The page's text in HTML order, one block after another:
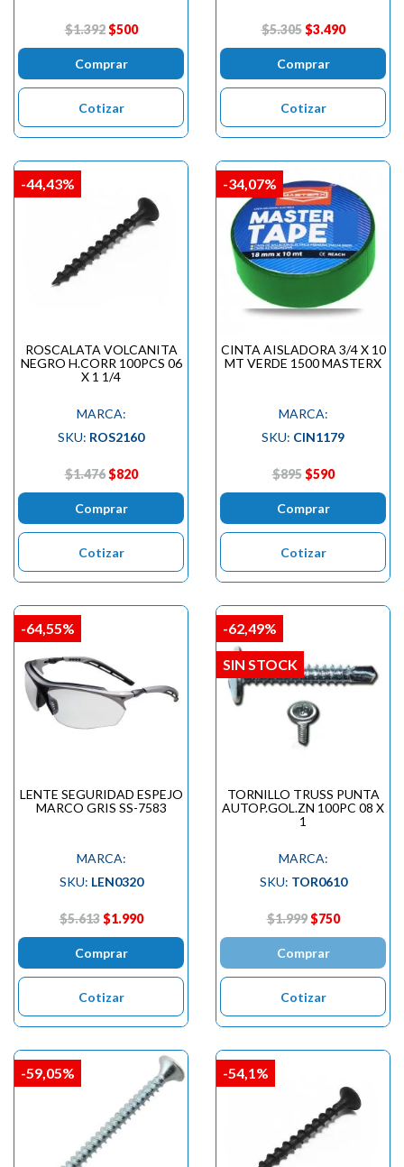
$1.392 $500
Comprar
Cotizar
$5.305 $3.490
Comprar
Cotizar
ROSCALATA VOLCANITA
NEGRO H.CORR 100PCS 06
X 1 1/4
MARCA:
SKU: ROS2160
$1.476 $820
Comprar
Cotizar
-44,43%
CINTA AISLADORA 3/4 X 10
MT VERDE 1500 MASTERX
MARCA:
SKU: CIN1179
$895 $590
Comprar
Cotizar
-34,07%
LENTE SEGURIDAD ESPEJO
MARCO GRIS SS-7583
MARCA:
SKU: LEN0320
$5.613 $1.990
Comprar
Cotizar
-64,55%
TORNILLO TRUSS PUNTA
AUTOP.GOL.ZN 100PC 08 X
1
MARCA:
SKU: TOR0610
$1.999 $750
Comprar
Cotizar
-62,49%
SIN STOCK
-59,05% -54,1%